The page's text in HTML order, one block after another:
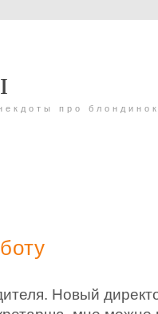
про
Новый